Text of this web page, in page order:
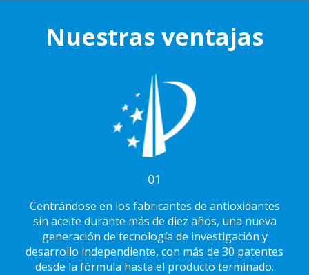
Nuestras ventajas
01
Centrándose en los fabricantes de antioxidantes
sin aceite durante más de diez años, una nueva
generación de tecnología de investigación y
desarrollo independiente, con más de 30 patentes
desde la fórmula hasta el producto terminado.